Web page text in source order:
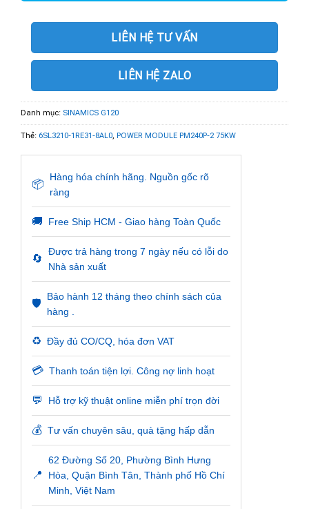
LIÊN HỆ TƯ VẤN
LIÊN HỆ ZALO
Danh mục: SINAMICS G120
Thẻ: 6SL3210-1RE31-8AL0, POWER MODULE PM240P-2 75KW
📦
Hàng hóa chính hãng. Nguồn gốc rõ
ràng
🚚 Free Ship HCM - Giao hàng Toàn Quốc
🔄
Được trả hàng trong 7 ngày nếu có lỗi do
Nhà sản xuất
🛡️
Bảo hành 12 tháng theo chính sách của
hàng .
♻️ Đầy đủ CO/CQ, hóa đơn VAT
💳 Thanh toán tiện lợi. Công nợ linh hoạt
💬 Hỗ trợ kỹ thuật online miễn phí trọn đời
💰 Tư vấn chuyên sâu, quà tặng hấp dẫn
📍
62 Đường Số 20, Phường Bình Hưng
Hòa, Quận Bình Tân, Thành phố Hồ Chí
Minh, Việt Nam